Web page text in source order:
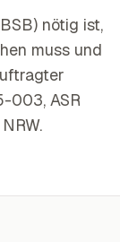
nötig ist,
muss und
003, ASR